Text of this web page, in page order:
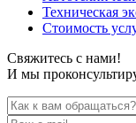
Техническая
Стоимость
Свяжитесь с нами!
И мы